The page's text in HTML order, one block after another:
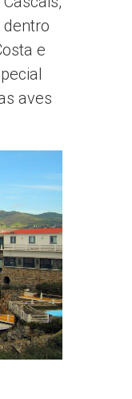
dentro
e
aves